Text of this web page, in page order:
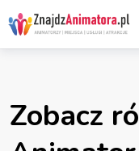
Skip
to
content
Zobacz